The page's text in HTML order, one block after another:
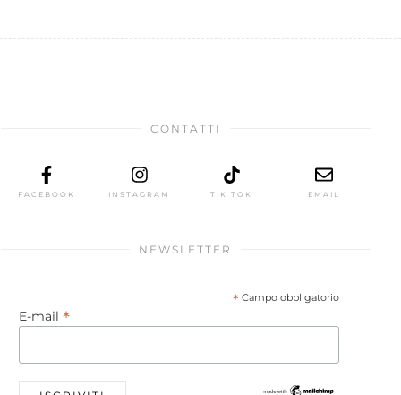
CONTATTI
FACEBOOK INSTAGRAM TIK TOK EMAIL
NEWSLETTER
* Campo obbligatorio
E-mail *